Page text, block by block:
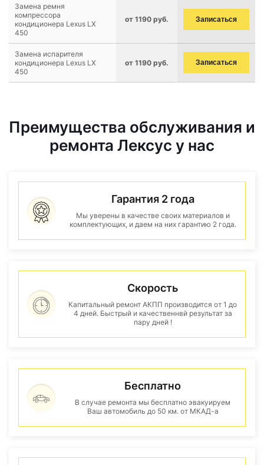
Замена ремня
компрессора
кондиционера Lexus LX
450
от 1190 руб. Записаться
Замена испарителя
кондиционера Lexus LX
450
от 1190 руб. Записаться
Преимущества обслуживания и
ремонта Лексус у нас
Гарантия 2 года
Мы уверены в качестве своих материалов и
комплектующих, и даем на них гарантию 2 года.
Скорость
Капитальный ремонт АКПП производится от 1 до
4 дней. Быстрый и качественнвй результат за
пару дней !
Бесплатно
В случае ремонта мы бесплатно эвакуируем
Ваш автомобиль до 50 км. от МКАД-а